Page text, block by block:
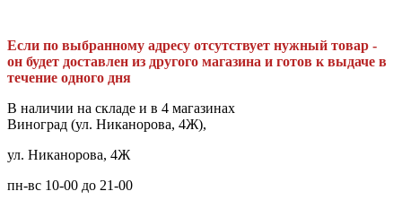
Если по выбранному адресу отсутствует нужный товар -
он будет доставлен из другого магазина и готов к выдаче в
течение одного дня
В наличии на складе и в 4 магазинах
Виноград (ул. Никанорова, 4Ж),
ул. Никанорова, 4Ж
пн-вс 10-00 до 21-00